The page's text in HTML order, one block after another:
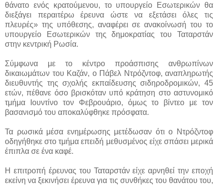
θάνατο ενός κρατούμενου, το υπουργείο Εσωτερικών θα
διεξάγει περαιτέρω έρευνα ώστε να εξετάσει όλες τις
πλευρές» της υπόθεσης, αναφέρει σε ανακοίνωσή του το
υπουργείο Εσωτερικών της δημοκρατίας του Ταταρστάν
στην κεντρική Ρωσία.
Σύμφωνα με το κέντρο προάσπισης ανθρωπίνων
δικαιωμάτων του Καζάν, ο Πάβελ Ντρόζντοφ, αναπληρωτής
διευθυντής της σχολής εκπαίδευσης σιδηροδρομικών, 45
ετών, πέθανε όσο βρισκόταν υπό κράτηση στο αστυνομικό
τμήμα Ιουντίνο τον Φεβρουάριο, όμως το βίντεο με τον
βασανισμό του αποκαλύφθηκε πρόσφατα.
Τα ρωσικά μέσα ενημέρωσης μετέδωσαν ότι ο Ντρόζντοφ
οδηγήθηκε στο τμήμα επειδή μεθυσμένος είχε σπάσει μερικά
έπιπλα σε ένα καφέ.
Η επιτροπή έρευνας του Ταταρστάν είχε αρνηθεί την εποχή
εκείνη να ξεκινήσει έρευνα για τις συνθήκες του θανάτου του,